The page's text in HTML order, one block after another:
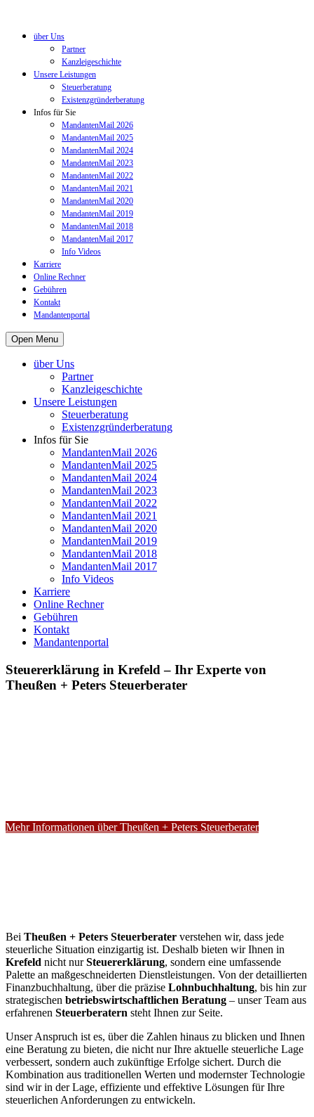
über Uns
Partner
Kanzleigeschichte
Unsere Leistungen
Steuerberatung
Existenzgründerberatung
Infos für Sie
MandantenMail 2026
MandantenMail 2025
MandantenMail 2024
MandantenMail 2023
MandantenMail 2022
MandantenMail 2021
MandantenMail 2020
MandantenMail 2019
MandantenMail 2018
MandantenMail 2017
Info Videos
Karriere
Online Rechner
Gebühren
Kontakt
Mandantenportal
Open Menu
über Uns
Partner
Kanzleigeschichte
Unsere Leistungen
Steuerberatung
Existenzgründerberatung
Infos für Sie
MandantenMail 2026
MandantenMail 2025
MandantenMail 2024
MandantenMail 2023
MandantenMail 2022
MandantenMail 2021
MandantenMail 2020
MandantenMail 2019
MandantenMail 2018
MandantenMail 2017
Info Videos
Karriere
Online Rechner
Gebühren
Kontakt
Mandantenportal
Steuererklärung in Krefeld – Ihr Experte von
Theußen + Peters Steuerberater
Mehr Informationen über Theußen + Peters Steuerberater
Bei Theußen + Peters Steuerberater verstehen wir, dass jede
steuerliche Situation einzigartig ist. Deshalb bieten wir Ihnen in
Krefeld nicht nurSteuererklärung, sondern eine umfassende
Palette an maßgeschneiderten Dienstleistungen. Von der detaillierten
Finanzbuchhaltung, über die präzise Lohnbuchhaltung, bis hin zur
strategischen betriebswirtschaftlichen Beratung – unser Team aus
erfahrenen Steuerberatern steht Ihnen zur Seite.
Unser Anspruch ist es, über die Zahlen hinaus zu blicken und Ihnen
eine Beratung zu bieten, die nicht nur Ihre aktuelle steuerliche Lage
verbessert, sondern auch zukünftige Erfolge sichert. Durch die
Kombination aus traditionellen Werten und modernster Technologie
sind wir in der Lage, effiziente und effektive Lösungen für Ihre
steuerlichen Anforderungen zu entwickeln.